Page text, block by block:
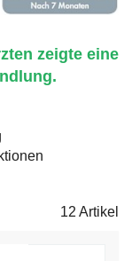
zeigte eine
12 Artikel